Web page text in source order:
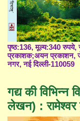
पृष्ठ:136, मूल्य:340
प्रकाशक;अयन प्रकाशन,
नगर, नई दिल्ली-110059
गद्य की विभिन्न
लेखन) : रामेश्वर